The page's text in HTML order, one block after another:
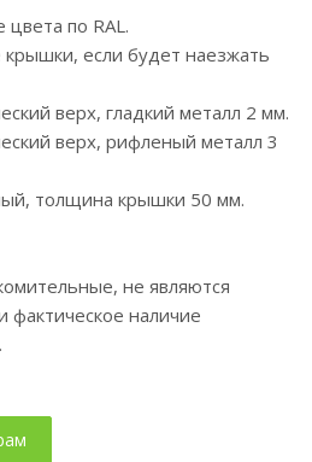
по RAL.
если будет наезжать
верх, гладкий металл 2 мм.
верх, рифленый металл 3
толщина крышки 50 мм.
не являются
наличие